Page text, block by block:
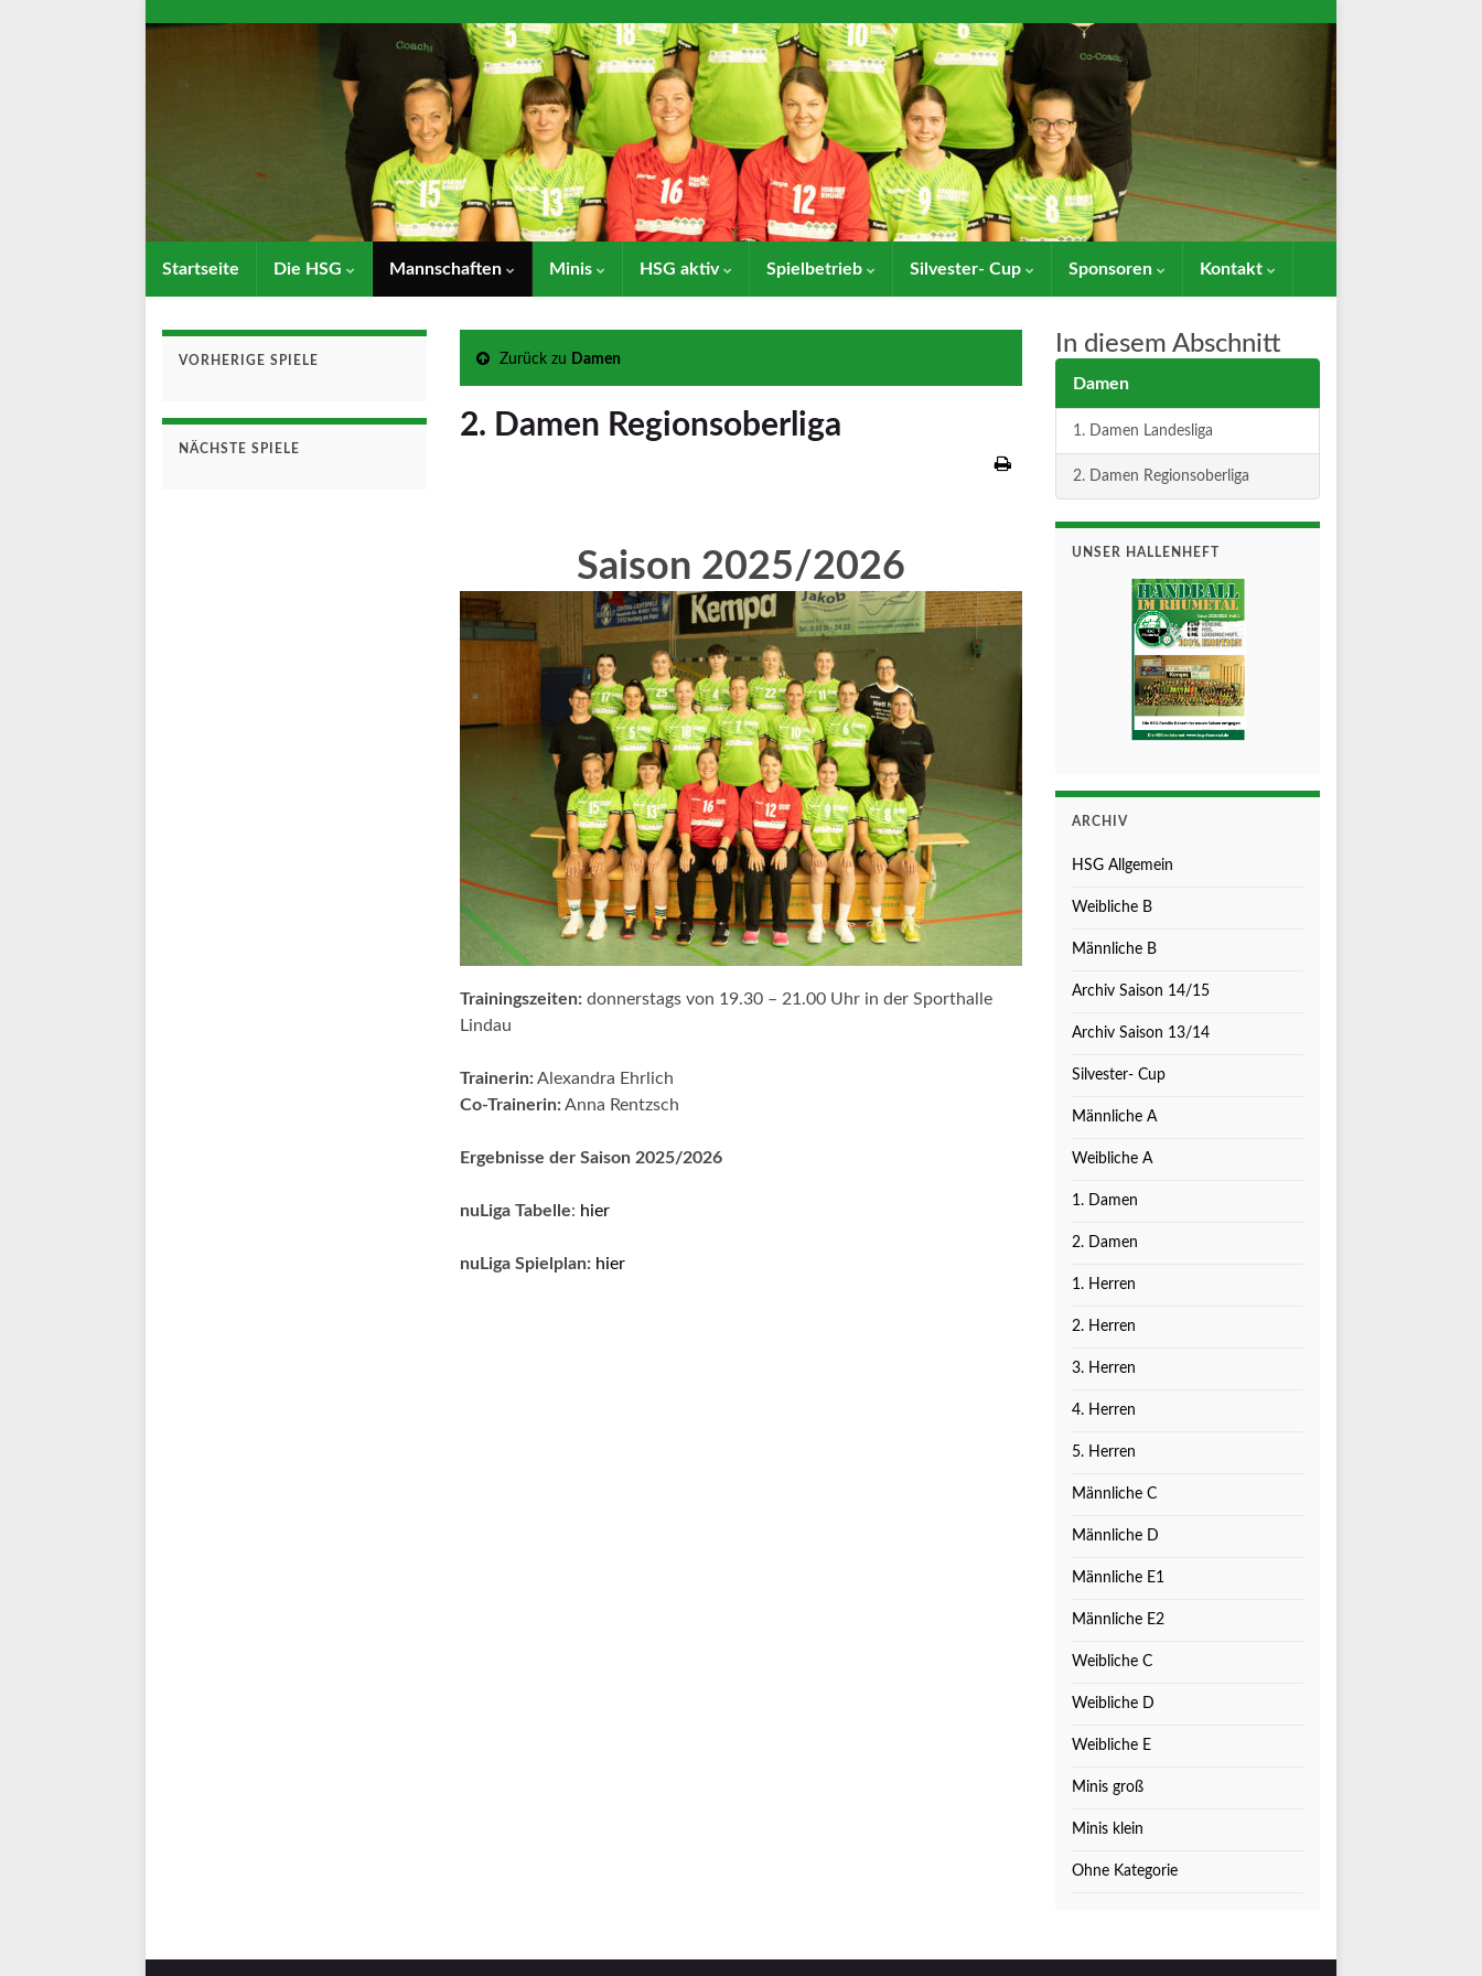
Startseite Die HSG Mannschaften Minis HSG aktiv Spielbetrieb Silvester- Cup Sponsoren Kontakt
Zurück zu Damen
2. Damen Regionsoberliga
Saison 2025/2026
Trainingszeiten: donnerstags von 19.30 – 21.00 Uhr in der Sporthalle
Lindau
Trainerin:Alexandra Ehrlich
Co-Trainerin:Anna Rentzsch
Ergebnisse der Saison 2025/2026
nuLiga Tabelle: hier
nuLiga Spielplan: hier
VORHERIGE SPIELE
NÄCHSTE SPIELE
In diesem Abschnitt
Damen
1. Damen Landesliga
2. Damen Regionsoberliga
UNSER HALLENHEFT
ARCHIV
HSG Allgemein
Weibliche B
Männliche B
Archiv Saison 14/15
Archiv Saison 13/14
Silvester- Cup
Männliche A
Weibliche A
1. Damen
2. Damen
1. Herren
2. Herren
3. Herren
4. Herren
5. Herren
Männliche C
Männliche D
Männliche E1
Männliche E2
Weibliche C
Weibliche D
Weibliche E
Minis groß
Minis klein
Ohne Kategorie